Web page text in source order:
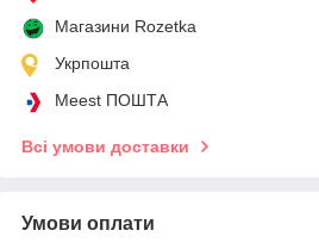
Магазини Rozetka
Укрпошта
Meest ПОШТА
Всі умови доставки
Умови оплати